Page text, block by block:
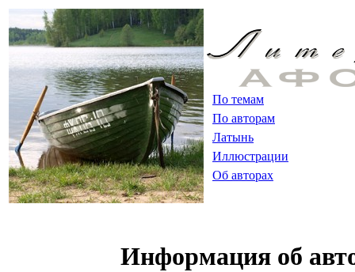
По темам
По авторам
Латынь
Иллюстрации
Об авторах
Информация об